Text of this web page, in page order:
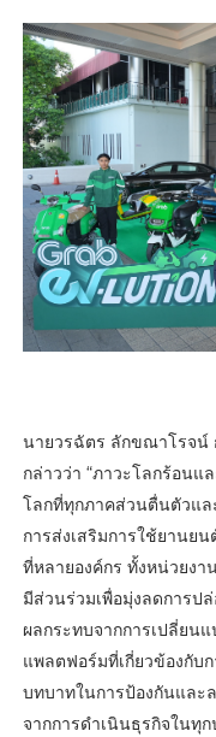
นายวรฉัตร ลักขณาโรจน์
กล่าวว่า “ภาวะโลกร้อน
โลกที่ทุกภาคส่วนตื่นตัวแ
การส่งเสริมการใช้ยานย
ที่หลายองค์กร ทั้งหน่วยง
มีส่วนร่วมเพื่อมุ่งลดการป
ผลกระทบจากการเปลี่ยน
แพลตฟอร์มที่เกี่ยวข้องกับ
บทบาทในการป้องกันและ
จากการดำเนินธุรกิจในทุ